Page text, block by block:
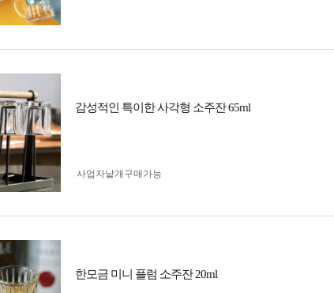
감성적인 특이한 사각형 소주잔 65ml
사업자 낱개구매가능
한모금 미니 플럼 소주잔 20ml